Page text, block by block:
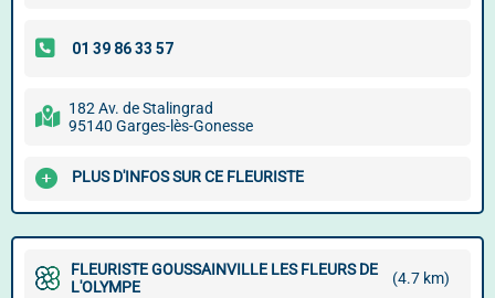
182 Av. de Stalingrad
95140 Garges-lès-Gonesse
PLUS D'INFOS SUR CE FLEURISTE
FLEURISTE GOUSSAINVILLE LES FLEURS DE
L'OLYMPE
(4.7 km)